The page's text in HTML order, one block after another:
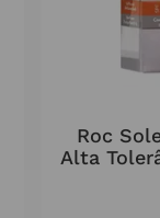
Roc
Alta